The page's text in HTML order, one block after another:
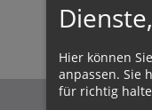
Hier können
anpassen. Sie
für richtig